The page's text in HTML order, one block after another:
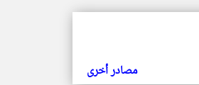
مصادر أخرى